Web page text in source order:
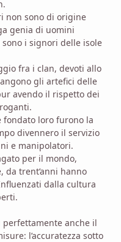
non sono di origine
genia di uomini
i signori delle isole
fra i clan, devoti allo
gli artefici delle
avendo il rispetto dei
fondato loro furono la
divennero il servizio
e manipolatori.
per il mondo,
da trent’anni hanno
dalla cultura
perfettamente anche il
l’accuratezza sotto